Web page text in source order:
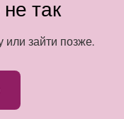
так
или зайти позже.